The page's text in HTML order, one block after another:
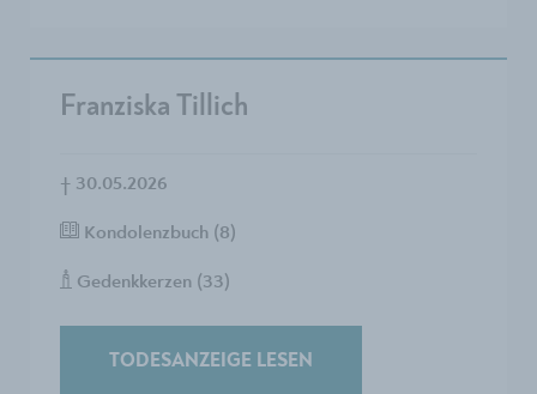
Franziska Tillich
† 30.05.2026
Kondolenzbuch (8)
Gedenkkerzen (33)
TODESANZEIGE LESEN